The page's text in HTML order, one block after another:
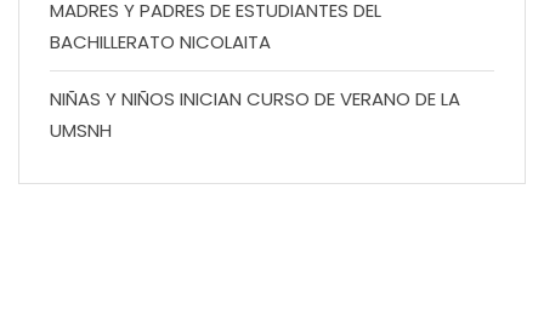
MADRES Y PADRES DE ESTUDIANTES DEL
BACHILLERATO NICOLAITA
NIÑAS Y NIÑOS INICIAN CURSO DE VERANO DE LA
UMSNH